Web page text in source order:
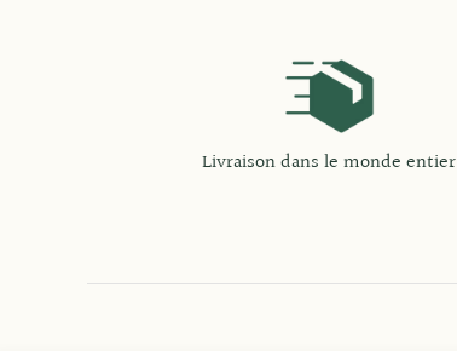
Livraison dans le monde entier